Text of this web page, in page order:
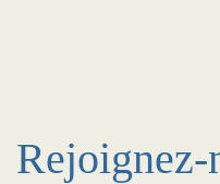
Rejoignez-